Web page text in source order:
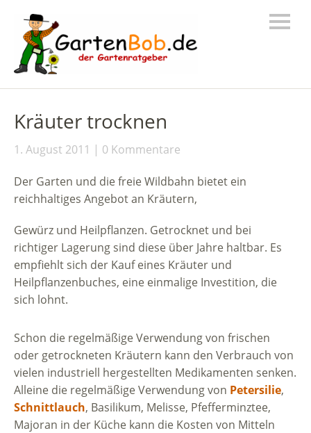
Kräuter trocknen
1. August 2011 0 Kommentare
Der Garten und die freie Wildbahn bietet ein
reichhaltiges Angebot an Kräutern,
Gewürz und Heilpflanzen. Getrocknet und bei
richtiger Lagerung sind diese über Jahre haltbar. Es
empfiehlt sich der Kauf eines Kräuter und
Heilpflanzenbuches, eine einmalige Investition, die
sich lohnt.
Schon die regelmäßige Verwendung von frischen
oder getrockneten Kräutern kann den Verbrauch von
vielen industriell hergestellten Medikamenten senken.
Alleine die regelmäßige Verwendung von Petersilie,
Schnittlauch, Basilikum, Melisse, Pfefferminztee,
Majoran in der Küche kann die Kosten von Mitteln